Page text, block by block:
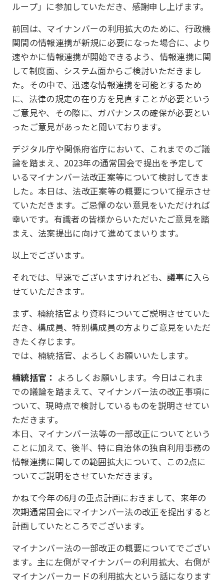
ループ」に参加していただき、感謝申し上げます。
前回は、マイナンバーの利用拡大のために、行政機
関間の情報連携が新規に必要になった場合に、より
速やかに情報連携が開始できるよう、情報連携に関
して制度面、システム面からご検討いただきまし
た。その中で、迅速な情報連携を可能とするため
に、法律の規定の在り方を見直すことが必要という
ご意見や、その際に、ガバナンスの確保が必要とい
ったご意見があったと聞いております。
デジタル庁や関係府省庁において、これまでのご議
論を踏まえ、2023年の通常国会で提出を予定して
いるマイナンバー法改正案等について検討してきま
した。本日は、法改正案等の概要について提示させ
ていただきます。ご忌憚のない意見をいただければ
幸いです。有識者の皆様からいただいたご意見を踏
まえ、法案提出に向けて進めてまいります。
以上でございます。
それでは、早速でございますけれども、議事に入ら
せていただきます。
まず、楠統括官より資料についてご説明させていた
だき、構成員、特別構成員の方よりご意見をいただ
きたく存じます。
では、楠統括官、よろしくお願いいたします。
楠統括官： よろしくお願いします。今日はこれま
での議論を踏まえて、マイナンバー法の改正事項に
ついて、現時点で検討しているものを説明させてい
ただきます。
本日、マイナンバー法等の一部改正についてという
ことに加えて、後半、特に自治体の独自利用事務の
情報連携に関しての範囲拡大について、この2点に
ついてご説明をさせていただきます。
かねて今年の6月の重点計画におきまして、来年の
次期通常国会にマイナンバー法の改正を提出すると
計画していたところでございます。
マイナンバー法の一部改正の概要についてでござい
ます。主に左側がマイナンバーの利用拡大、右側が
マイナンバーカードの利用拡大という話になります